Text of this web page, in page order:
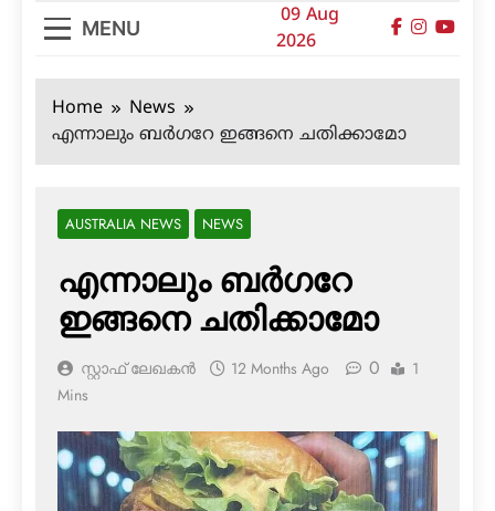
MENU
09 Aug
2026
Home
News
എന്നാലും ബര്‍ഗറേ ഇങ്ങനെ ചതിക്കാമോ
AUSTRALIA NEWS NEWS
എന്നാലും ബര്‍ഗറേ
ഇങ്ങനെ ചതിക്കാമോ
സ്റ്റാഫ് ലേഖകൻ 12 Months Ago 0
1
Mins